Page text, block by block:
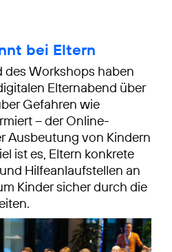
bei Eltern
des Workshops haben
Elternabend über
Gefahren wie
– der Online-
Ausbeutung von Kindern
ist es, Eltern konkrete
Hilfeanlaufstellen an
Kinder sicher durch die